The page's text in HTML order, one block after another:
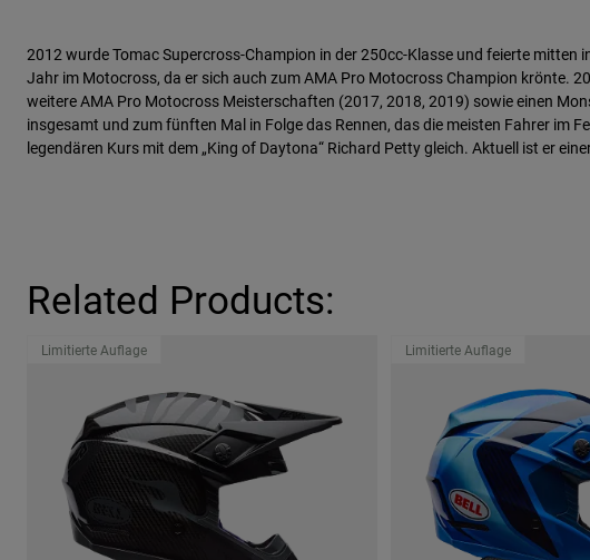
2012 wurde Tomac Supercross-Champion in der 250cc-Klasse und feierte
Jahr im Motocross, da er sich auch zum AMA Pro Motocross Champion krönte.
weitere AMA Pro Motocross Meisterschaften (2017, 2018, 2019) sowie einen
insgesamt und zum fünften Mal in Folge das Rennen, das die meisten Fahrer im
legendären Kurs mit dem „King of Daytona“ Richard Petty gleich. Aktuell ist er
Related Products:
Limitierte Auflage Limitierte Auflage